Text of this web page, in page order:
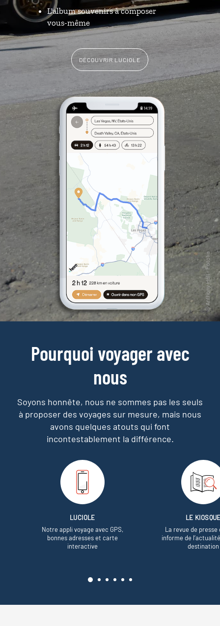
L'album souvenirs à composer
vous-même
DÉCOUVRIR LUCIOLE
Pourquoi voyager avec
nous
Soyons honnête, nous ne sommes pas les seuls
à proposer des voyages sur mesure, mais nous
avons quelques atouts qui font
incontestablement la différence.
LUCIOLE
Notre appli voyage avec GPS,
bonnes adresses et carte
interactive
LE
La revue de presse
informe de
destination